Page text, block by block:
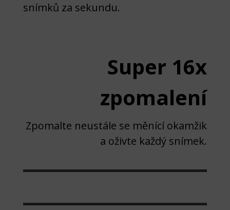
snímků za sekundu.
Super 16x
zpomalení
Zpomalte neustále se měnící okamžik
a oživte každý snímek.